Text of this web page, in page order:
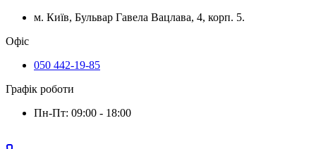
м. Київ, Бульвар Гавела Вацлава, 4, корп. 5.
Офіс
050 442-19-85
Графік роботи
Пн-Пт: 09:00 - 18:00